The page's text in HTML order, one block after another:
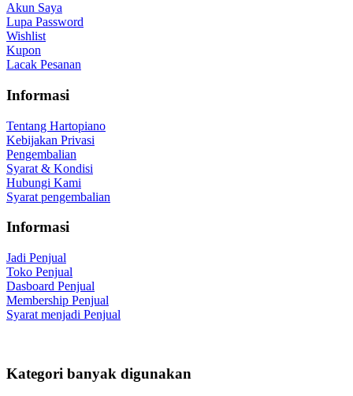
Akun Saya
Lupa Password
Wishlist
Kupon
Lacak Pesanan
Informasi
Tentang Hartopiano
Kebijakan Privasi
Pengembalian
Syarat & Kondisi
Hubungi Kami
Syarat pengembalian
Informasi
Jadi Penjual
Toko Penjual
Dasboard Penjual
Membership Penjual
Syarat menjadi Penjual
Kategori banyak digunakan